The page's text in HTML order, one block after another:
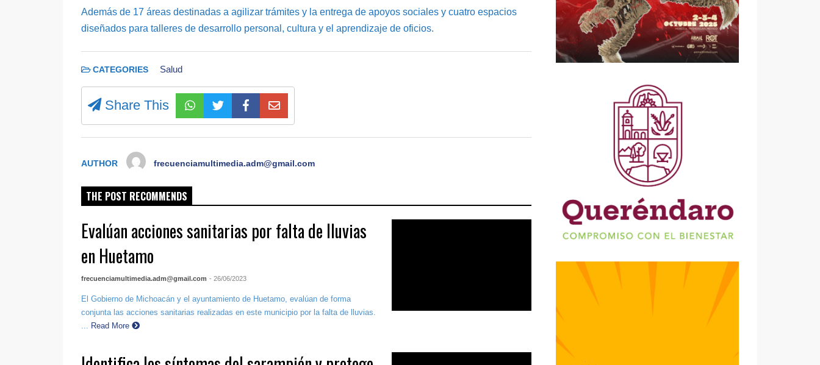
Además de 17 áreas destinadas a agilizar trámites y la entrega de apoyos sociales y cuatro espacios
diseñados para talleres de desarrollo personal, cultura y el aprendizaje de oficios.
CATEGORIES Salud
Share This
AUTHOR frecuenciamultimedia.adm@gmail.com
THE POST RECOMMENDS
Evalúan acciones sanitarias por falta de lluvias
en Huetamo
frecuenciamultimedia.adm@gmail.com - 26/06/2023
El Gobierno de Michoacán y el ayuntamiento de Huetamo, evalúan de forma
conjunta las acciones sanitarias realizadas en este municipio por la falta de lluvias.
... Read More